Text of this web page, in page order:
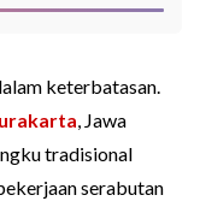
keterbatasan.
, Jawa
tradisional
serabutan